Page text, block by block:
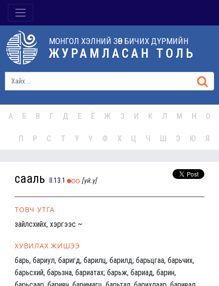
МОНГОЛ ХЭЛНИЙ ЗӨВ БИЧИХ ДҮРМИЙН
ЖУРАМЛАСАН ТОЛЬ
А Б В Г Д Е Ё Ж З И К Л М Н О
П Р С Т У Ү Ф Х Ц Ч Ш Э Ю Я
сааль II.13.1 [үй.ү]
ТОВЧ УТГА
зайлсхийх, хэргээс ~
ХУВИЛАХ ЖИШЭЭ
барь, бариул, баригд, барилц, барилд; барьцгаа, барьчих,
барьсхий, барьзна, бариатах; барьж, бариад, барин,